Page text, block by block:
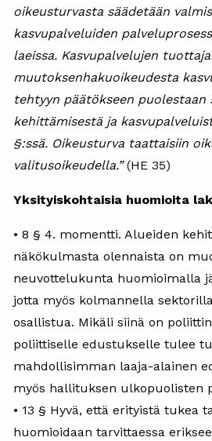
oikeusturvasta säädetään
kasvupalveluiden
laeissa. Kasvupalvelujen
muutoksenhakuoikeudesta
tehtyyn päätökseen puolestaan
kehittämisestä ja
§:ssä. Oikeusturva taattaisiin
valitusoikeudella.”(HE 35)
Yksityiskohtaisia huomioita
• 8 § 4. momentti. Alueiden
näkökulmasta olennaista on
neuvottelukunta huomioimalla
jotta myös kolmannella
osallistua. Mikäli siinä on
poliittiselle edustukselle tulee
mahdollisimman laaja-alainen
myös hallituksen ulkopuolisten
• 13 § Hyvä, että erityistä tukea
huomioidaan tarvittaessa